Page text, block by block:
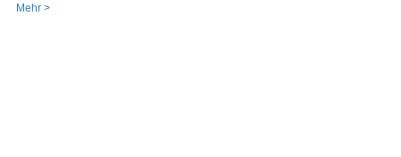
Mehr >